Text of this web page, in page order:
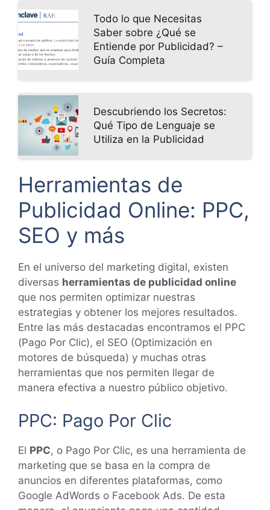
Todo lo que Necesitas
Saber sobre ¿Qué se
Entiende por Publicidad? –
Guía Completa
Descubriendo los Secretos:
Qué Tipo de Lenguaje se
Utiliza en la Publicidad
Herramientas de
Publicidad Online: PPC,
SEO y más
En el universo del marketing digital, existen
diversas herramientas de publicidad online
que nos permiten optimizar nuestras
estrategias y obtener los mejores resultados.
Entre las más destacadas encontramos el PPC
(Pago Por Clic), el SEO (Optimización en
motores de búsqueda) y muchas otras
herramientas que nos permiten llegar de
manera efectiva a nuestro público objetivo.
PPC: Pago Por Clic
El PPC, o Pago Por Clic, es una herramienta de
marketing que se basa en la compra de
anuncios en diferentes plataformas, como
Google AdWords o Facebook Ads. De esta